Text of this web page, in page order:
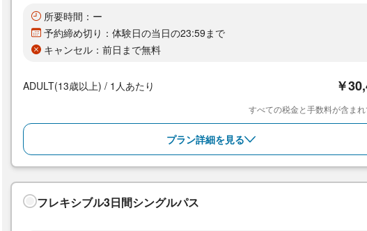
所要時間：ー
予約締め切り：体験日の当日の23:59まで
キャンセル：前日まで無料
ADULT(13歳以上) / 1人あたり ￥
すべての税金と手数料が含ま
プラン詳細を見る
フレキシブル3日間シングルパス